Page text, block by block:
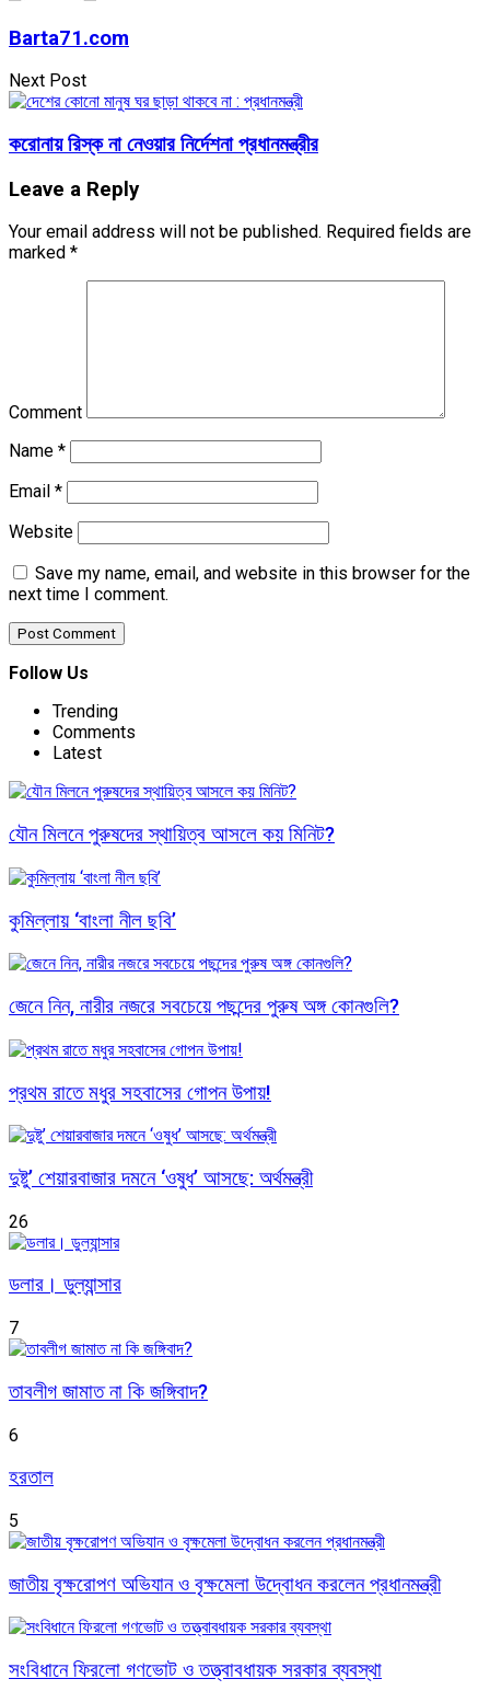
Barta71.com
Next Post
করোনায় রিস্ক না নেওয়ার নির্দেশনা প্রধানমন্ত্রীর
Leave a Reply
Your email address will not be published. Required fields are
marked *
Comment
Name *
Email *
Website
Save my name, email, and website in this browser for the
next time I comment.
Follow Us
Trending
Comments
Latest
যৌন মিলনে পুরুষদের স্থায়িত্ব আসলে কয় মিনিট?
কুমিল্লায় ‘বাংলা নীল ছবি’
জেনে নিন, নারীর নজরে সবচেয়ে পছন্দের পুরুষ অঙ্গ কোনগুলি?
প্রথম রাতে মধুর সহবাসের গোপন উপায়!
দুষ্টু’ শেয়ারবাজার দমনে ‘ওষুধ’ আসছে: অর্থমন্ত্রী
26
ডলার। ডুল্যান্সার
7
তাবলীগ জামাত না কি জঙ্গিবাদ?
6
হরতাল
5
জাতীয় বৃক্ষরোপণ অভিযান ও বৃক্ষমেলা উদ্বোধন করলেন প্রধানমন্ত্রী
সংবিধানে ফিরলো গণভোট ও তত্ত্বাবধায়ক সরকার ব্যবস্থা